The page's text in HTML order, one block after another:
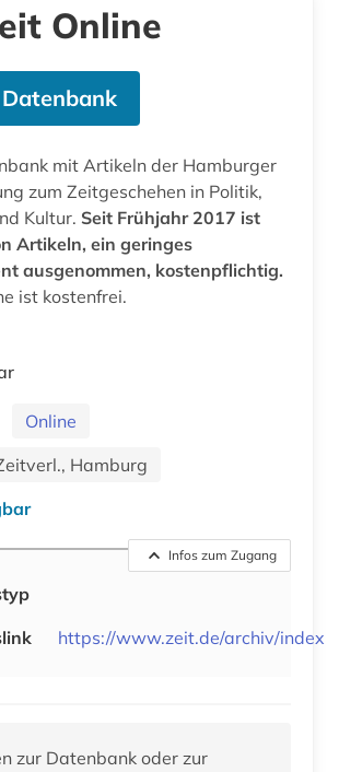
Online
mit Artikeln der Hamburger
zum Zeitgeschehen in Politik,
Kultur. Seit Frühjahr 2017 ist
Artikeln, ein geringes
ausgenommen, kostenpflichtig.
ist kostenfrei.
Online
Hamburg
Infos zum Zugang
https://www.zeit.de/archiv/index
zur Datenbank oder zur